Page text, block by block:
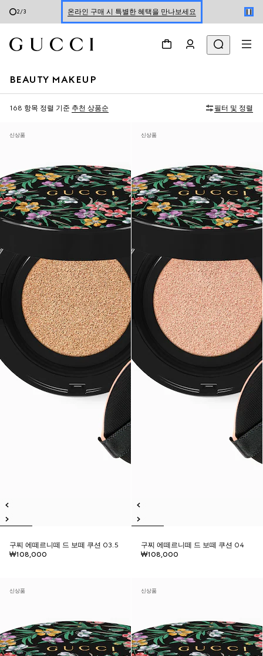
3/3 신세계 강남 팝업 스토어 예약하기 7/30-8/9
BEAUTY MAKEUP
168 항목 정렬 기준 추천 상품순 필터 및 정렬
신상품
구찌 에떼르니떼 드 보떼 쿠션 03.5
₩108,000
신상품
구찌 에떼르니떼 드 보떼 쿠션 04
₩108,000
신상품 신상품